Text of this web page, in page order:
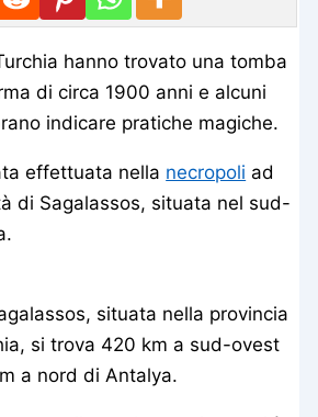
hanno trovato una tomba
di circa 1900 anni e alcuni
indicare pratiche magiche.
effettuata nella necropoli ad
di Sagalassos, situata nel sud-
situata nella provincia
si trova 420 km a sud-ovest
a nord di Antalya.